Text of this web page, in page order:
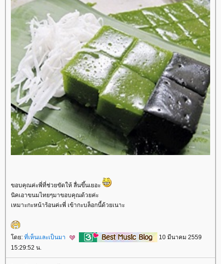
ขอบคุณค่ะพี่ที่ช่วยขัดให้ ลื่นขึ้นเยอะ
นิคเอาขนมไทยๆมาขอบคุณด้วยค่ะ
เหมาะกะหน้าร้อนค่ะพี่ เข้ากะบล็อกนี้ด้วยเนาะ
ดย: ที่เห็นและเป็นมา
10 มีนาคม 2559
15:29:52 น.